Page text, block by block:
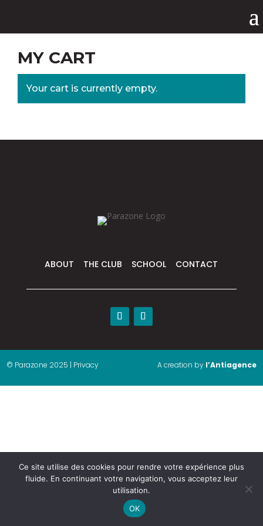
MY CART
Your cart is currently empty.
ABOUT THE CLUB SCHOOL CONTACT
© Parazone 2025 | Privacy A creation by l’Antiagence
Ce site utilise des cookies pour rendre votre expérience plus
fluide. En continuant votre navigation, vous acceptez leur
utilisation.
OK